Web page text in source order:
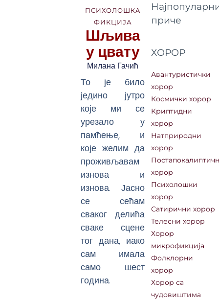
ПСИХОЛОШКA
ФИКЦИЈА
Шљива
у цвату
Милана Гачић
То је било
једино јутро
које ми се
урезало у
памћење, и
које желим да
проживљавам
изнова и
изнова. Јасно
се сећам
сваког делића
сваке сцене
тог дана, иако
сам имала
само шест
година.
приче
ХОРОР
Авантуристички
хорор
Космички хорор
Криптидни
хорор
Натприродни
хорор
хорор
Психолошки
хорор
Сатирични хорор
Телесни хорор
Хорор
микрофикција
Фолклорни
хорор
Хорор са
чудовиштима